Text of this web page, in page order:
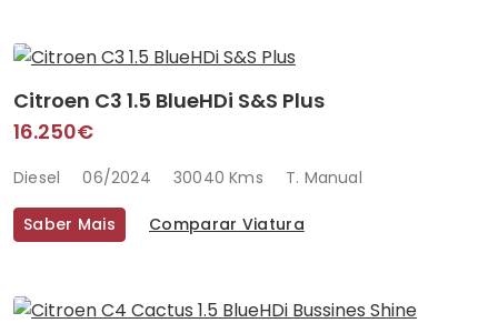
Citroen C3 1.5 BlueHDi S&S Plus
16.250€
Diesel 06/2024 30040 Kms T. Manual
Saber Mais Comparar Viatura